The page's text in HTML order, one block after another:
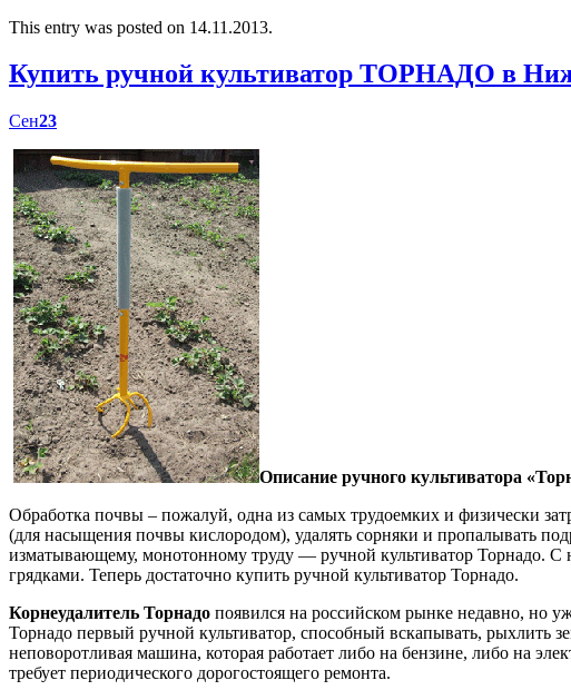
This entry was posted on 14.11.2013.
Купить ручной культиватор ТОРНАДО в
Сен23
Описание ручного культиватора
Обработка почвы – пожалуй, одна из самых трудоемких и физически
(для насыщения почвы кислородом), удалять сорняки и пропалывать
изматывающему, монотонному труду — ручной культиватор Торнадо. С
грядками. Теперь достаточно купить ручной культиватор Торнадо.
Корнеудалитель Торнадо появился на российском рынке недавно, но
Торнадо первый ручной культиватор, способный вскапывать, рыхлить
неповоротливая машина, которая работает либо на бензине, либо на
требует периодического дорогостоящего ремонта.